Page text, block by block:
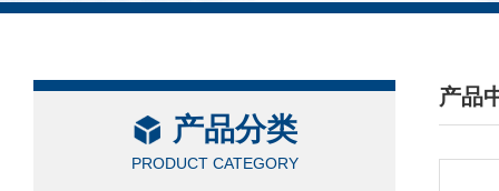
产品分类
PRODUCT CATEGORY
产品
/